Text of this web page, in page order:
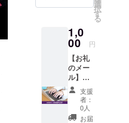
す。
1、赤ピ
2、黄色
オレン
ジ系
3、白グ
リーン
系 4、
デザイ
ナーに
おまか
せにな
沖縄・
離島に
はお届
けでき
ませ
ん。
いた
め、水
替えや
お手入
れのし
やすさ
はもち
ろん、
高い場
所でも
わり、
鮮度の
高いお
花はお
手元に
届いて
からも
長く楽
しめま
す。
しいた
よう、
エレガ
ントさ
と高級
感が溢
れるデ
ザイン
スタイ
ルでお
届けい
定価
156,000
円(送料
込
み)→14
2,800
円。 毎
月、旬
の様々
な花を
使った
ブーケ
選
択
す
る
1,0
00 円
【お礼
のメー
ル】
Rosélty
（ロゼ
ティ）
支援
者：
0人
お届